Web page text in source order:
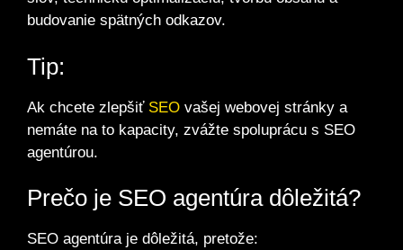
budovanie spätných odkazov.
Tip:
Ak chcete zlepšiť SEO vašej webovej stránky a
nemáte na to kapacity, zvážte spoluprácu s SEO
agentúrou.
Prečo je SEO agentúra dôležitá?
SEO agentúra je dôležitá, pretože: